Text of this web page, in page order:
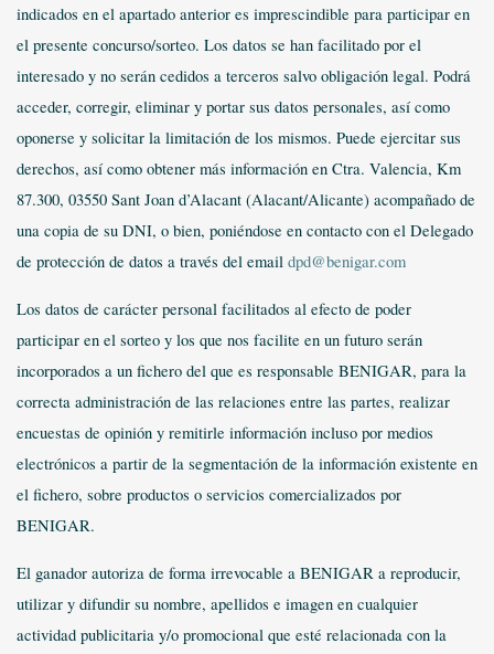
indicados en el apartado anterior es imprescindible para participar en
el presente concurso/sorteo. Los datos se han facilitado por el
interesado y no serán cedidos a terceros salvo obligación legal. Podrá
acceder, corregir, eliminar y portar sus datos personales, así como
oponerse y solicitar la limitación de los mismos. Puede ejercitar sus
derechos, así como obtener más información en Ctra. Valencia, Km
87.300, 03550 Sant Joan d’Alacant (Alacant/Alicante) acompañado de
una copia de su DNI, o bien, poniéndose en contacto con el Delegado
de protección de datos a través del email dpd@benigar.com
Los datos de carácter personal facilitados al efecto de poder
participar en el sorteo y los que nos facilite en un futuro serán
incorporados a un fichero del que es responsable BENIGAR, para la
correcta administración de las relaciones entre las partes, realizar
encuestas de opinión y remitirle información incluso por medios
electrónicos a partir de la segmentación de la información existente en
el fichero, sobre productos o servicios comercializados por
BENIGAR.
El ganador autoriza de forma irrevocable a BENIGAR a reproducir,
utilizar y difundir su nombre, apellidos e imagen en cualquier
actividad publicitaria y/o promocional que esté relacionada con la